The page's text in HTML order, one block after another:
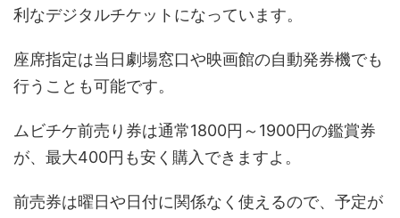
利なデジタルチケットになっています。
座席指定は当日劇場窓口や映画館の自動発券機でも
行うことも可能です。
ムビチケ前売り券は通常1800円～1900円の鑑賞券
が、最大400円も安く購入できますよ。
前売券は曜日や日付に関係なく使えるので、予定が